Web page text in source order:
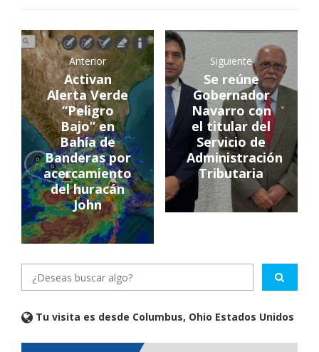
Anterior
Activan
Alerta Verde
“Peligro
Bajo” en
Bahía de
Banderas por
acercamiento
del huracán
John
Siguiente
Se reúne
Gobernador
Navarro con
el titular del
Servicio de
Administración
Tributaria
Tu visita es desde Columbus, Ohio Estados Unidos